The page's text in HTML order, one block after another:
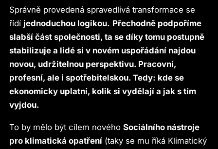
Správně provedená spravedlivá transformace se
řídí jednoduchou logikou. Přechodně podpoříme
slabší část společnosti, ta se díky tomu postupně
stabilizuje a lidé si v novém uspořádání najdou
novou, udržitelnou perspektivu. Pracovní,
profesní, ale i spotřebitelskou. Tedy: kde se
ekonomicky uplatní, kolik si vydělají a jak s tím
vyjdou.
To by mělo být cílem novéhoSociálního nástroje
pro klimatická opatření (taky se mu říká Klimatický